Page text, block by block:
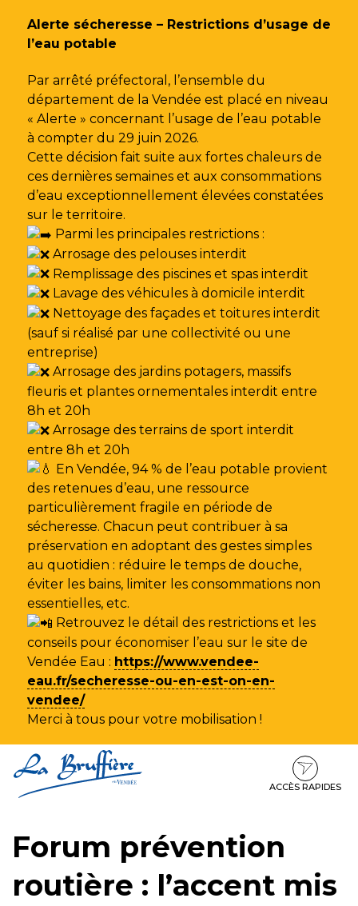
Alerte sécheresse – Restrictions d’usage de
l’eau potable
Par arrêté préfectoral, l’ensemble du
département de la Vendée est placé en niveau
« Alerte » concernant l’usage de l’eau potable
à compter du 29 juin 2026.
Cette décision fait suite aux fortes chaleurs de
ces dernières semaines et aux consommations
d’eau exceptionnellement élevées constatées
sur le territoire.
Parmi les principales restrictions :
Arrosage des pelouses interdit
Remplissage des piscines et spas interdit
Lavage des véhicules à domicile interdit
Nettoyage des façades et toitures interdit
(sauf si réalisé par une collectivité ou une
entreprise)
Arrosage des jardins potagers, massifs
fleuris et plantes ornementales interdit entre
8h et 20h
Arrosage des terrains de sport interdit
entre 8h et 20h
En Vendée, 94 % de l’eau potable provient
des retenues d’eau, une ressource
particulièrement fragile en période de
sécheresse. Chacun peut contribuer à sa
préservation en adoptant des gestes simples
au quotidien : réduire le temps de douche,
éviter les bains, limiter les consommations non
essentielles, etc.
Retrouvez le détail des restrictions et les
conseils pour économiser l’eau sur le site de
Vendée Eau : https://www.vendee-
eau.fr/secheresse-ou-en-est-on-en-
vendee/
Merci à tous pour votre mobilisation !
au
contenu
au
ACCÈS RAPIDES
Forum prévention
routière : l’accent mis